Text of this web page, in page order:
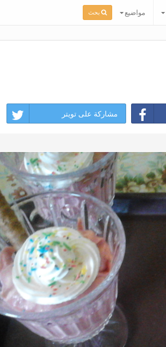
مواضيع بحث
مشاركة على تويتر